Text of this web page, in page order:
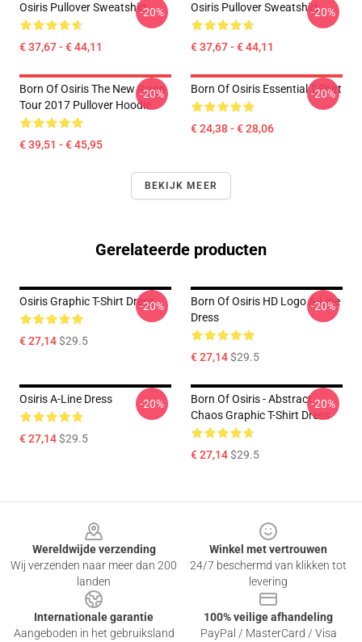
Osiris Pullover Sweatshirt
€ 37,67 - € 44,11
-20% Osiris Pullover Sweatshirt
€ 37,67 - € 44,11
-20%
Born Of Osiris The New Reign
Tour 2017 Pullover Hoodie
€ 39,51 - € 45,95
-20% Born Of Osiris Essential T-Shirt
€ 24,38 - € 28,06
-20%
BEKIJK MEER
Gerelateerde producten
Osiris Graphic T-Shirt Dress
€ 27,14$29.5
-20%
Born Of Osiris HD Logo A-Line
Dress
€ 27,14$29.5
-20%
Osiris A-Line Dress
€ 27,14$29.5
-20%
Born Of Osiris - Abstract
Chaos Graphic T-Shirt Dress
€ 27,14$29.5
-20%
Wereldwijde verzending
Wij verzenden naar meer dan 200
landen
Winkel met vertrouwen
24/7 beschermd van klikken tot
levering
Internationale garantie
Aangeboden in het gebruiksland
100% veilige afhandeling
PayPal / MasterCard / Visa